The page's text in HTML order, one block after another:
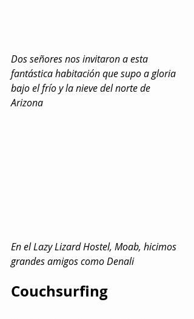
Dos señores nos invitaron a esta
fantástica habitación que supo a gloria
bajo el frío y la nieve del norte de
Arizona
En el Lazy Lizard Hostel, Moab, hicimos
grandes amigos como Denali
Couchsurfing